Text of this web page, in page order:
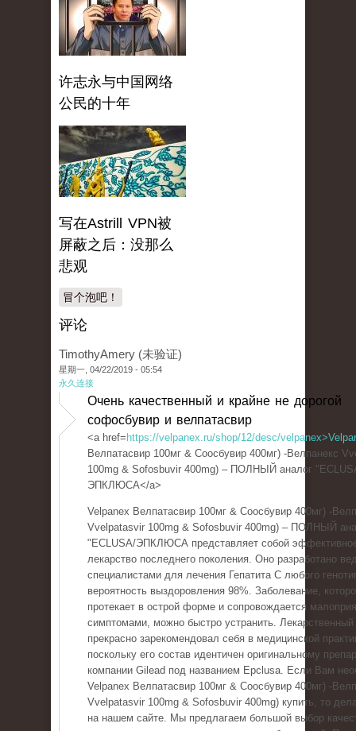
许志永与中国网络
公民的十年
写在Astrill VPN被
屏蔽之后：没那么
悲观
冒个泡吧！
评论
TimothyAmery (未验证)
星期一, 04/22/2019 - 05:54
永久连接
Очень качественный и крайне не дорогой
софосбувир и велпатасвир
<a href= https://velpanex.ru/shop/12/desc/
Велпатасвир 100мг & Соосбувир 400мг) -Велпанекс
100mg & Sofosbuvir 400mg) – ПОЛНЫЙ аналог
ЭПКЛЮСА</a>
Velpanex Велпатасвир 100мг & Соосбувир 400мг) -
Vvelpatasvir 100mg & Sofosbuvir 400mg) – ПОЛНЫЙ
"ECLUSA/ЭПКЛЮСА представляет собой
лекарство последнего поколения. Оно разработано
специалистами для лечения Гепатита С любого
вероятность выздоровления 98%. Заболевание,
протекает в острой форме и сопровождается
симптомами, можно быстро устранить. Лекарственный
прекрасно зарекомендовал себя в медицинской
поскольку его состав идентичен оригинальному
компании Gilead под названием Epclusa. Если Вам
Velpanex Велпатасвир 100мг & Соосбувир 400мг) -
Vvelpatasvir 100mg & Sofosbuvir 400mg) купить, то
на нашем сайте. Мы предлагаем большой выбор